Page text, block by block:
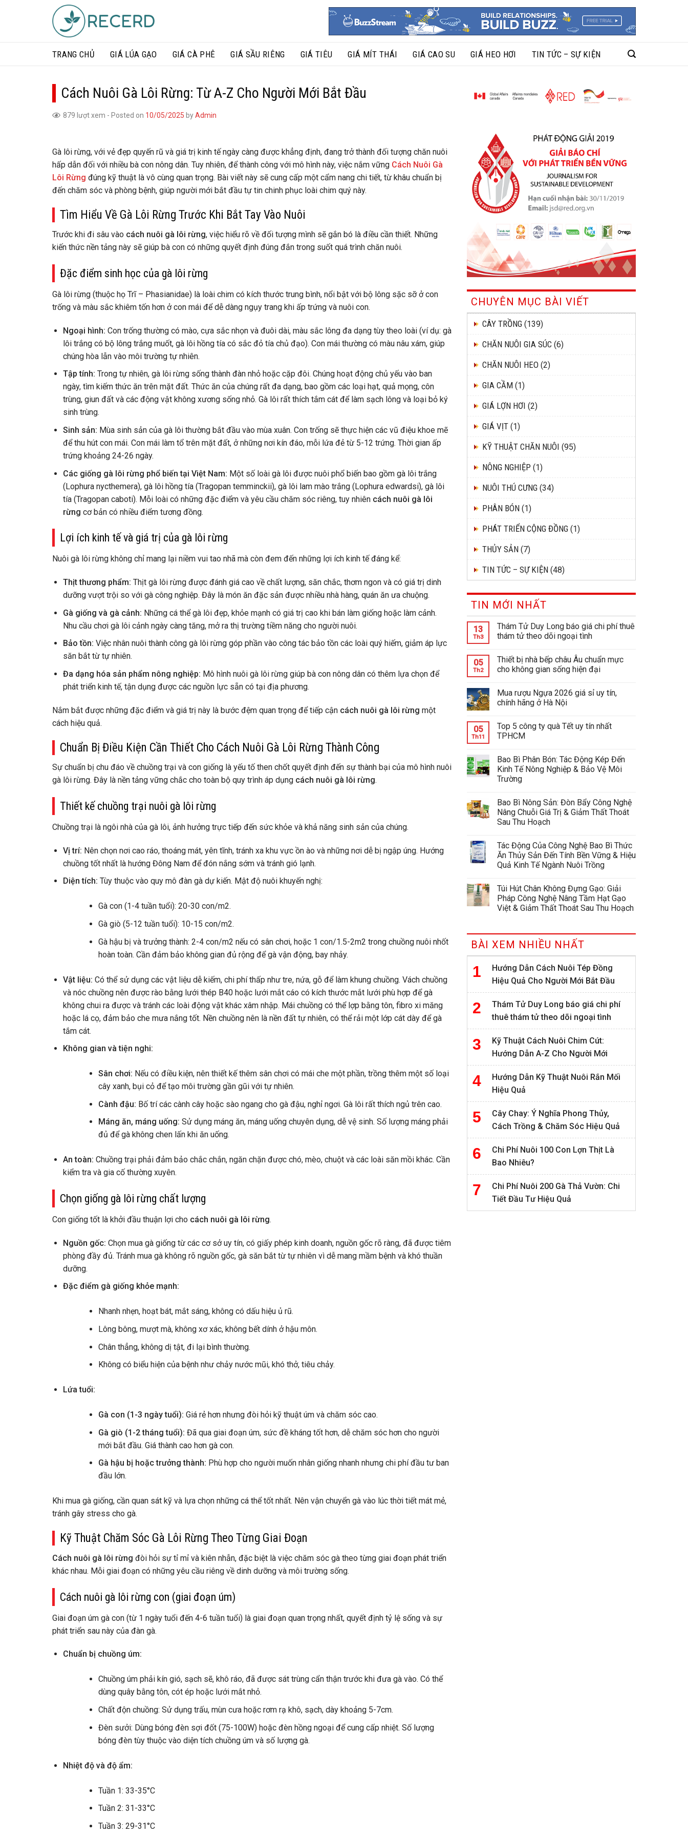
TRANG CHỦ GIÁ LÚA GẠO​ GIÁ CÀ PHÊ GIÁ SẦU RIÊNG GIÁ TIÊU GIÁ MÍT THÁI GIÁ CAO SU GIÁ HEO HƠI TIN TỨC – SỰ KIỆN
Cách Nuôi Gà Lôi Rừng: Từ A-Z Cho Người Mới Bắt Đầu
879 lượt xem - Posted on 10/05/2025 byAdmin
Gà lôi rừng, với vẻ đẹp quyến rũ và giá trị kinh tế ngày càng được khẳng định, đang trở thành đối tượng chăn nuôi
hấp dẫn đối với nhiều bà con nông dân. Tuy nhiên, để thành công với mô hình này, việc nắm vững Cách Nuôi Gà
Lôi Rừng đúng kỹ thuật là vô cùng quan trọng. Bài viết này sẽ cung cấp một cẩm nang chi tiết, từ khâu chuẩn bị
đến chăm sóc và phòng bệnh, giúp người mới bắt đầu tự tin chinh phục loài chim quý này.
Tìm Hiểu Về Gà Lôi Rừng Trước Khi Bắt Tay Vào Nuôi
Trước khi đi sâu vào cách nuôi gà lôi rừng, việc hiểu rõ về đối tượng mình sẽ gắn bó là điều cần thiết. Những
kiến thức nền tảng này sẽ giúp bà con có những quyết định đúng đắn trong suốt quá trình chăn nuôi.
Đặc điểm sinh học của gà lôi rừng
Gà lôi rừng (thuộc họ Trĩ – Phasianidae) là loài chim có kích thước trung bình, nổi bật với bộ lông sặc sỡ ở con
trống và màu sắc khiêm tốn hơn ở con mái để dễ dàng ngụy trang khi ấp trứng và nuôi con.
Ngoại hình: Con trống thường có mào, cựa sắc nhọn và đuôi dài, màu sắc lông đa dạng tùy theo loài (ví dụ: gà
lôi trắng có bộ lông trắng muốt, gà lôi hồng tía có sắc đỏ tía chủ đạo). Con mái thường có màu nâu xám, giúp
chúng hòa lẫn vào môi trường tự nhiên.
Tập tính: Trong tự nhiên, gà lôi rừng sống thành đàn nhỏ hoặc cặp đôi. Chúng hoạt động chủ yếu vào ban
ngày, tìm kiếm thức ăn trên mặt đất. Thức ăn của chúng rất đa dạng, bao gồm các loại hạt, quả mọng, côn
trùng, giun đất và các động vật không xương sống nhỏ. Gà lôi rất thích tắm cát để làm sạch lông và loại bỏ ký
sinh trùng.
Sinh sản: Mùa sinh sản của gà lôi thường bắt đầu vào mùa xuân. Con trống sẽ thực hiện các vũ điệu khoe mẽ
để thu hút con mái. Con mái làm tổ trên mặt đất, ở những nơi kín đáo, mỗi lứa đẻ từ 5-12 trứng. Thời gian ấp
trứng khoảng 24-26 ngày.
Các giống gà lôi rừng phổ biến tại Việt Nam: Một số loài gà lôi được nuôi phổ biến bao gồm gà lôi trắng
(Lophura nycthemera), gà lôi hồng tía (Tragopan temminckii), gà lôi lam mào trắng (Lophura edwardsi), gà lôi
tía (Tragopan caboti). Mỗi loài có những đặc điểm và yêu cầu chăm sóc riêng, tuy nhiên cách nuôi gà lôi
rừng cơ bản có nhiều điểm tương đồng.
Lợi ích kinh tế và giá trị của gà lôi rừng
Nuôi gà lôi rừng không chỉ mang lại niềm vui tao nhã mà còn đem đến những lợi ích kinh tế đáng kể:
Thịt thương phẩm: Thịt gà lôi rừng được đánh giá cao về chất lượng, săn chắc, thơm ngon và có giá trị dinh
dưỡng vượt trội so với gà công nghiệp. Đây là món ăn đặc sản được nhiều nhà hàng, quán ăn ưa chuộng.
Gà giống và gà cảnh: Những cá thể gà lôi đẹp, khỏe mạnh có giá trị cao khi bán làm giống hoặc làm cảnh.
Nhu cầu chơi gà lôi cảnh ngày càng tăng, mở ra thị trường tiềm năng cho người nuôi.
Bảo tồn: Việc nhân nuôi thành công gà lôi rừng góp phần vào công tác bảo tồn các loài quý hiếm, giảm áp lực
săn bắt từ tự nhiên.
Đa dạng hóa sản phẩm nông nghiệp: Mô hình nuôi gà lôi rừng giúp bà con nông dân có thêm lựa chọn để
phát triển kinh tế, tận dụng được các nguồn lực sẵn có tại địa phương.
Nắm bắt được những đặc điểm và giá trị này là bước đệm quan trọng để tiếp cận cách nuôi gà lôi rừng một
cách hiệu quả.
Chuẩn Bị Điều Kiện Cần Thiết Cho Cách Nuôi Gà Lôi Rừng Thành Công
Sự chuẩn bị chu đáo về chuồng trại và con giống là yếu tố then chốt quyết định đến sự thành bại của mô hình nuôi
gà lôi rừng. Đây là nền tảng vững chắc cho toàn bộ quy trình áp dụng cách nuôi gà lôi rừng.
Thiết kế chuồng trại nuôi gà lôi rừng
Chuồng trại là ngôi nhà của gà lôi, ảnh hưởng trực tiếp đến sức khỏe và khả năng sinh sản của chúng.
Vị trí: Nên chọn nơi cao ráo, thoáng mát, yên tĩnh, tránh xa khu vực ồn ào và những nơi dễ bị ngập úng. Hướng
chuồng tốt nhất là hướng Đông Nam để đón nắng sớm và tránh gió lạnh.
Diện tích: Tùy thuộc vào quy mô đàn gà dự kiến. Mật độ nuôi khuyến nghị:
Gà con (1-4 tuần tuổi): 20-30 con/m2.
Gà giò (5-12 tuần tuổi): 10-15 con/m2.
Gà hậu bị và trưởng thành: 2-4 con/m2 nếu có sân chơi, hoặc 1 con/1.5-2m2 trong chuồng nuôi nhốt
hoàn toàn. Cần đảm bảo không gian đủ rộng để gà vận động, bay nhảy.
Vật liệu: Có thể sử dụng các vật liệu dễ kiếm, chi phí thấp như tre, nứa, gỗ để làm khung chuồng. Vách chuồng
và nóc chuồng nên được rào bằng lưới thép B40 hoặc lưới mắt cáo có kích thước mắt lưới phù hợp để gà
không chui ra được và tránh các loài động vật khác xâm nhập. Mái chuồng có thể lợp bằng tôn, fibro xi măng
hoặc lá cọ, đảm bảo che mưa nắng tốt. Nền chuồng nên là nền đất tự nhiên, có thể rải một lớp cát dày để gà
tắm cát.
Không gian và tiện nghi:
Sân chơi: Nếu có điều kiện, nên thiết kế thêm sân chơi có mái che một phần, trồng thêm một số loại
cây xanh, bụi cỏ để tạo môi trường gần gũi với tự nhiên.
Cành đậu: Bố trí các cành cây hoặc sào ngang cho gà đậu, nghỉ ngơi. Gà lôi rất thích ngủ trên cao.
Máng ăn, máng uống: Sử dụng máng ăn, máng uống chuyên dụng, dễ vệ sinh. Số lượng máng phải
đủ để gà không chen lấn khi ăn uống.
An toàn: Chuồng trại phải đảm bảo chắc chắn, ngăn chặn được chó, mèo, chuột và các loài săn mồi khác. Cần
kiểm tra và gia cố thường xuyên.
Chọn giống gà lôi rừng chất lượng
Con giống tốt là khởi đầu thuận lợi cho cách nuôi gà lôi rừng.
Nguồn gốc: Chọn mua gà giống từ các cơ sở uy tín, có giấy phép kinh doanh, nguồn gốc rõ ràng, đã được tiêm
phòng đầy đủ. Tránh mua gà không rõ nguồn gốc, gà săn bắt từ tự nhiên vì dễ mang mầm bệnh và khó thuần
dưỡng.
Đặc điểm gà giống khỏe mạnh:
Nhanh nhẹn, hoạt bát, mắt sáng, không có dấu hiệu ủ rũ.
Lông bông, mượt mà, không xơ xác, không bết dính ở hậu môn.
Chân thẳng, không dị tật, đi lại bình thường.
Không có biểu hiện của bệnh như chảy nước mũi, khó thở, tiêu chảy.
Lứa tuổi:
Gà con (1-3 ngày tuổi): Giá rẻ hơn nhưng đòi hỏi kỹ thuật úm và chăm sóc cao.
Gà giò (1-2 tháng tuổi): Đã qua giai đoạn úm, sức đề kháng tốt hơn, dễ chăm sóc hơn cho người
mới bắt đầu. Giá thành cao hơn gà con.
Gà hậu bị hoặc trưởng thành: Phù hợp cho người muốn nhân giống nhanh nhưng chi phí đầu tư ban
đầu lớn.
Khi mua gà giống, cần quan sát kỹ và lựa chọn những cá thể tốt nhất. Nên vận chuyển gà vào lúc thời tiết mát mẻ,
tránh gây stress cho gà.
Kỹ Thuật Chăm Sóc Gà Lôi Rừng Theo Từng Giai Đoạn
Cách nuôi gà lôi rừng đòi hỏi sự tỉ mỉ và kiên nhẫn, đặc biệt là việc chăm sóc gà theo từng giai đoạn phát triển
khác nhau. Mỗi giai đoạn có những yêu cầu riêng về dinh dưỡng và môi trường sống.
Cách nuôi gà lôi rừng con (giai đoạn úm)
Giai đoạn úm gà con (từ 1 ngày tuổi đến 4-6 tuần tuổi) là giai đoạn quan trọng nhất, quyết định tỷ lệ sống và sự
phát triển sau này của đàn gà.
Chuẩn bị chuồng úm:
Chuồng úm phải kín gió, sạch sẽ, khô ráo, đã được sát trùng cẩn thận trước khi đưa gà vào. Có thể
dùng quây bằng tôn, cót ép hoặc lưới mắt nhỏ.
Chất độn chuồng: Sử dụng trấu, mùn cưa hoặc rơm rạ khô, sạch, dày khoảng 5-7cm.
Đèn sưởi: Dùng bóng đèn sợi đốt (75-100W) hoặc đèn hồng ngoại để cung cấp nhiệt. Số lượng
bóng đèn tùy thuộc vào diện tích chuồng úm và số lượng gà.
Nhiệt độ và độ ẩm:
Tuần 1: 33-35°C
Tuần 2: 31-33°C
Tuần 3: 29-31°C
CHUYÊN MỤC BÀI VIẾT
CÂY TRỒNG (139)
CHĂN NUÔI GIA SÚC (6)
CHĂN NUÔI HEO (2)
GIA CẦM (1)
GIÁ LỢN HƠI (2)
GIÁ VỊT (1)
KỸ THUẬT CHĂN NUÔI (95)
NÔNG NGHIỆP (1)
NUÔI THÚ CƯNG (34)
PHÂN BÓN (1)
PHÁT TRIỂN CỘNG ĐỒNG (1)
THỦY SẢN (7)
TIN TỨC – SỰ KIỆN (48)
TIN MỚI NHẤT
13
Th3
Thám Tử Duy Long báo giá chi phí thuê
thám tử theo dõi ngoại tình
05
Th2
Thiết bị nhà bếp châu Âu chuẩn mực
cho không gian sống hiện đại
Mua rượu Ngựa 2026 giá sỉ uy tín,
chính hãng ở Hà Nội
05
Th11
Top 5 công ty quà Tết uy tín nhất
TPHCM
Bao Bì Phân Bón: Tác Động Kép Đến
Kinh Tế Nông Nghiệp & Bảo Vệ Môi
Trường
Bao Bì Nông Sản: Đòn Bẩy Công Nghệ
Nâng Chuỗi Giá Trị & Giảm Thất Thoát
Sau Thu Hoạch
Tác Động Của Công Nghệ Bao Bì Thức
Ăn Thủy Sản Đến Tính Bền Vững & Hiệu
Quả Kinh Tế Ngành Nuôi Trồng
Túi Hút Chân Không Đựng Gạo: Giải
Pháp Công Nghệ Nâng Tầm Hạt Gạo
Việt & Giảm Thất Thoát Sau Thu Hoạch
BÀI XEM NHIỀU NHẤT
Hướng Dẫn Cách Nuôi Tép Đồng
Hiệu Quả Cho Người Mới Bắt Đầu
Thám Tử Duy Long báo giá chi phí
thuê thám tử theo dõi ngoại tình
Kỹ Thuật Cách Nuôi Chim Cút:
Hướng Dẫn A-Z Cho Người Mới
Hướng Dẫn Kỹ Thuật Nuôi Rắn Mối
Hiệu Quả
Cây Chay: Ý Nghĩa Phong Thủy,
Cách Trồng & Chăm Sóc Hiệu Quả
Chi Phí Nuôi 100 Con Lợn Thịt Là
Bao Nhiêu?
Chi Phí Nuôi 200 Gà Thả Vườn: Chi
Tiết Đầu Tư Hiệu Quả